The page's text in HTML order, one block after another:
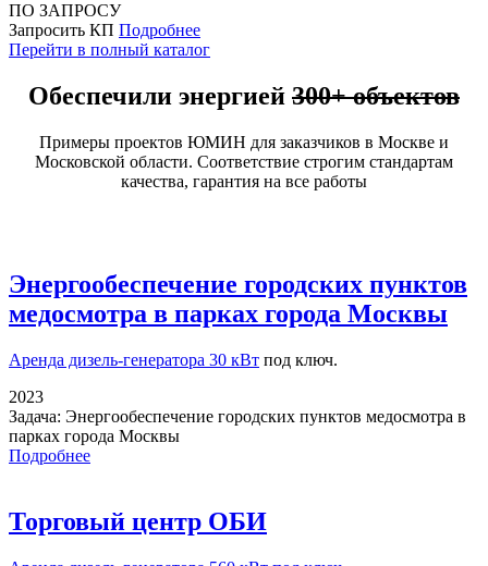
ПО ЗАПРОСУ
Запросить КП Подробнее
Перейти в полный каталог
Обеспечили энергией 300+ объектов
Примеры проектов ЮМИН для заказчиков в Москве и
Московской области. Соответствие строгим стандартам
качества, гарантия на все работы
Энергообеспечение городских пунктов
медосмотра в парках города Москвы
Аренда дизель-генератора 30 кВт под ключ.
2023
Задача: Энергообеспечение городских пунктов медосмотра в
парках города Москвы
Подробнее
Торговый центр ОБИ